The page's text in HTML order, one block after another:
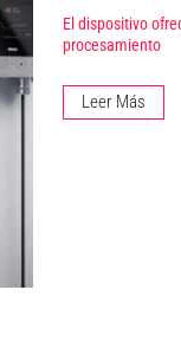
El dispositivo
procesamiento
Leer Más